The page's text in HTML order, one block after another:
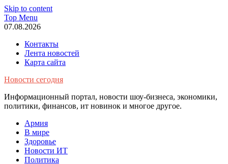
Skip to content
Top Menu
07.08.2026
Контакты
Лента новостей
Карта сайта
Новости сегодня
Информационный портал, новости шоу-бизнеса, экономики,
политики, финансов, ит новинок и многое другое.
Армия
В мире
Здоровье
Новости ИТ
Политика